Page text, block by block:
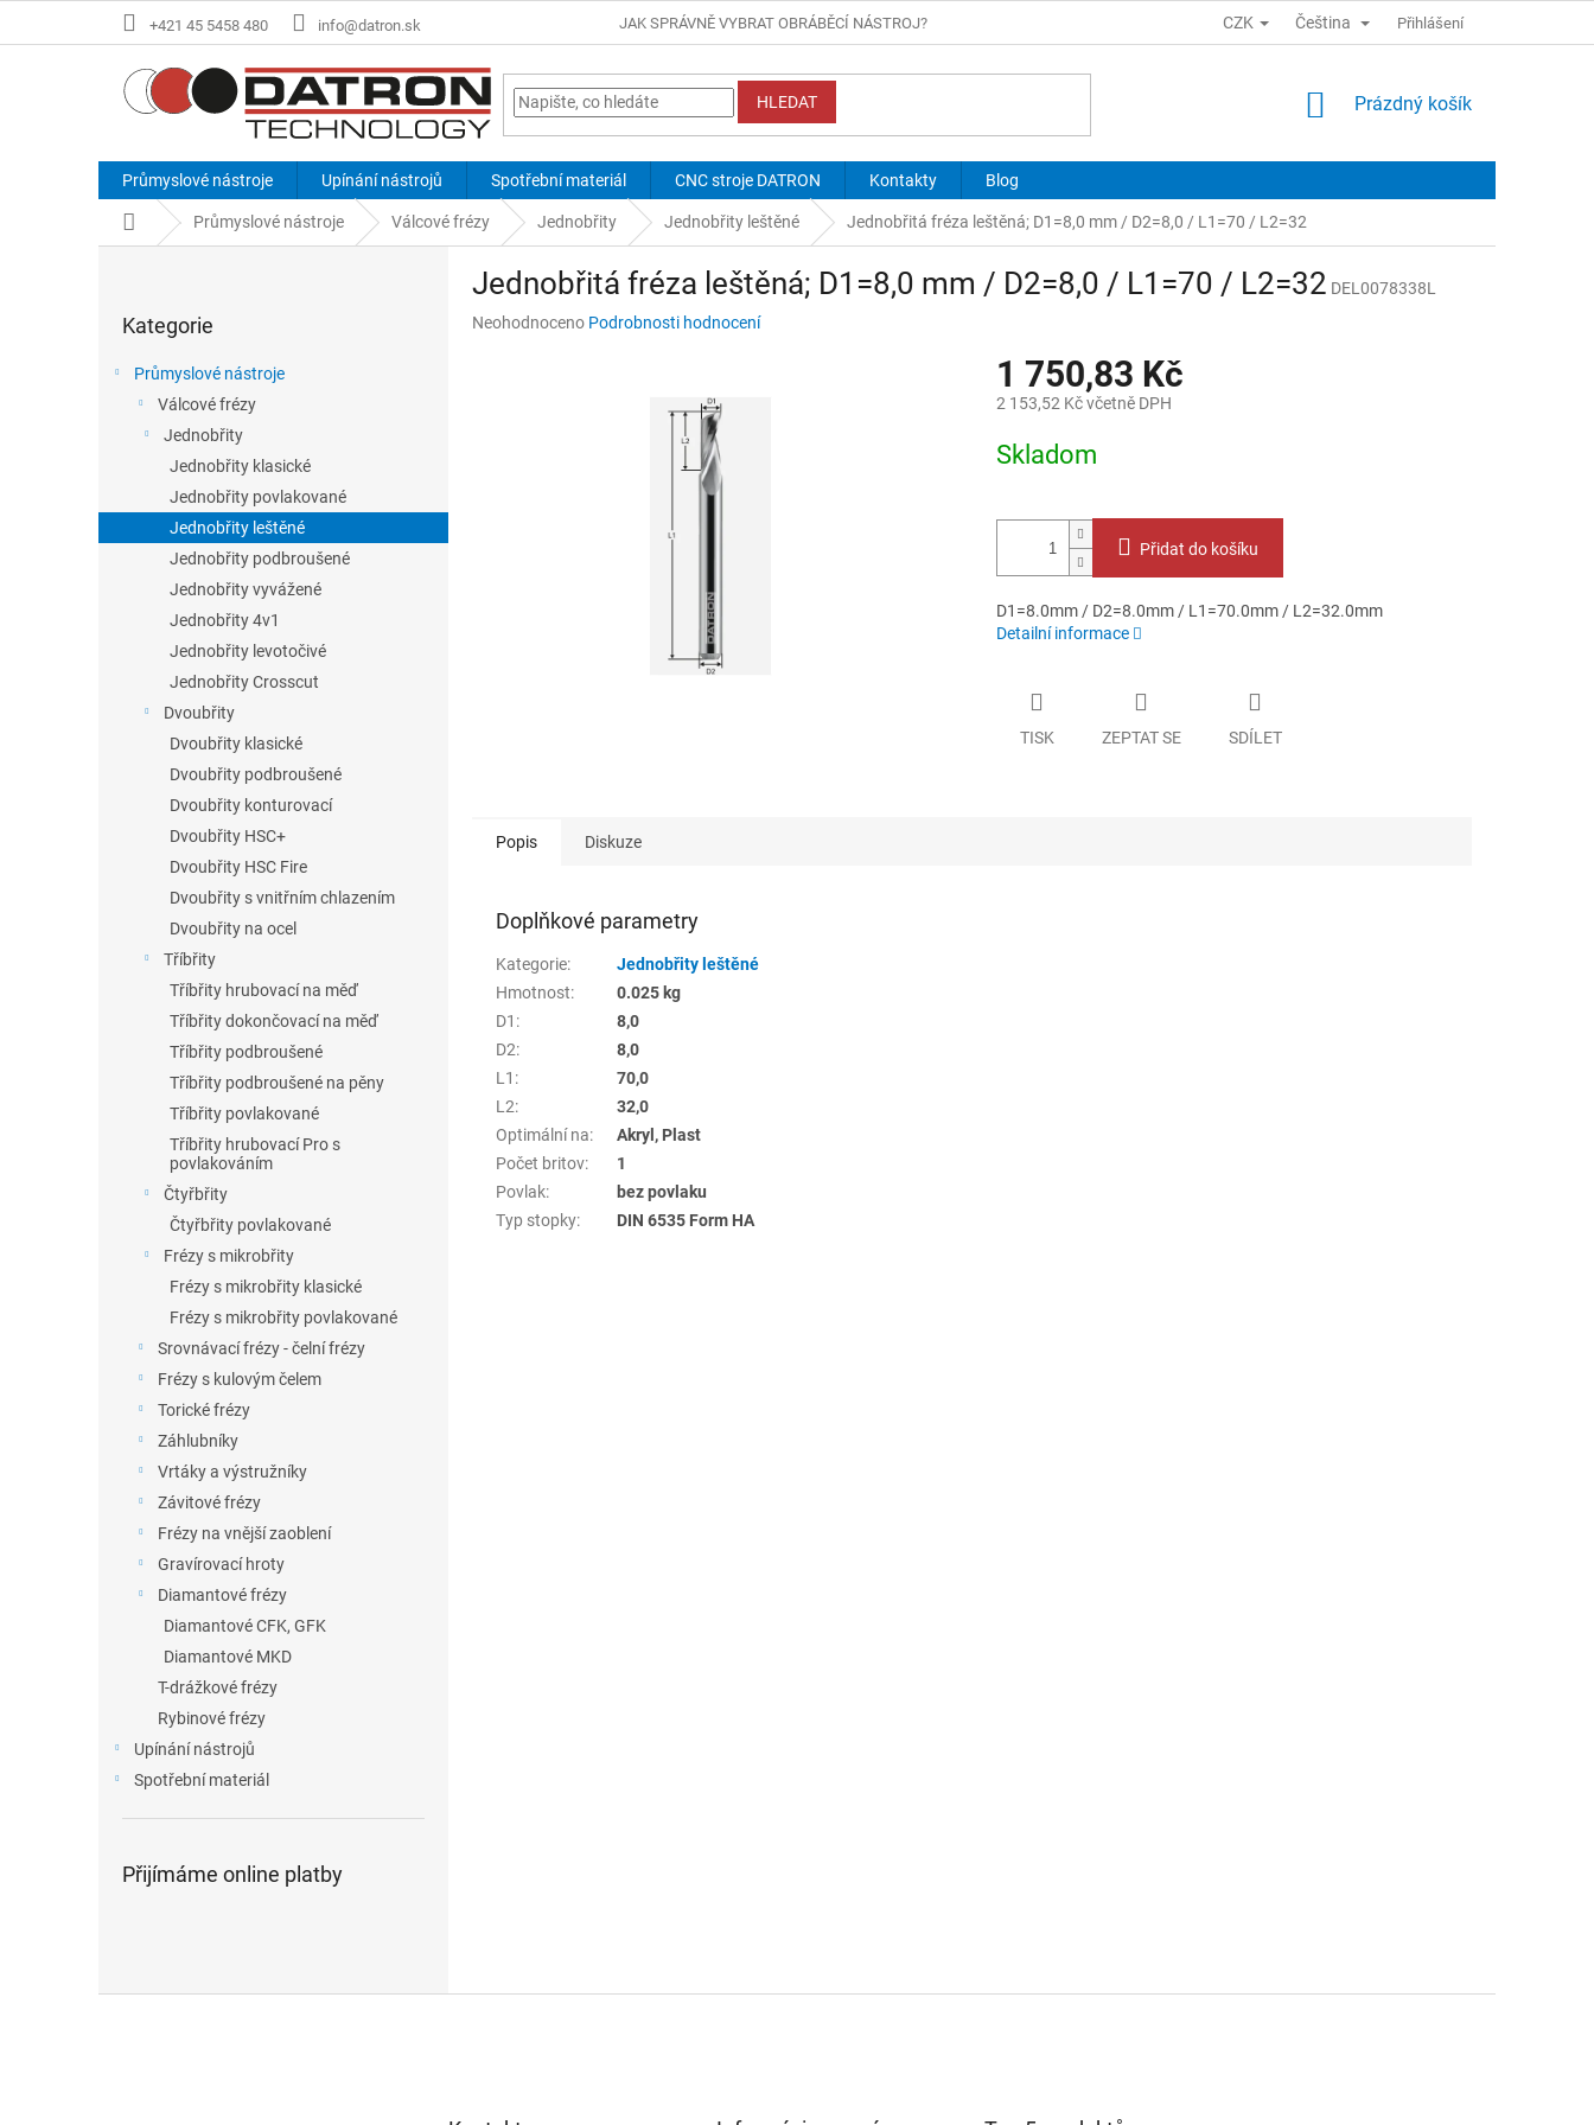
+421 45 5458 480 info@datron.sk JAK SPRÁVNĚ VYBRAT OBRÁBĚCÍ NÁSTROJ? CZK Čeština Přihlášení
HLEDAT
NÁKUPNÍ
Prázdný košík
Průmyslové nástroje Upínání nástrojů Spotřební materiál CNC stroje DATRON Kontakty Blog
Domů Průmyslové nástroje Válcové frézy Jednobřity Jednobřity leštěné Jednobřitá fréza leštěná; D1=8,0 mm / D2=8,0 / L1=70 / L2=32
a
n
kategorie
Kategorie
Průmyslové nástroje
Válcové frézy
Jednobřity
Jednobřity klasické
Jednobřity povlakované
Jednobřity leštěné
Jednobřity podbroušené
Jednobřity vyvážené
Jednobřity 4v1
Jednobřity levotočivé
Jednobřity Crosscut
Dvoubřity
Dvoubřity klasické
Dvoubřity podbroušené
Dvoubřity konturovací
Dvoubřity HSC+
Dvoubřity HSC Fire
Dvoubřity s vnitřním chlazením
Dvoubřity na ocel
Tříbřity
Tříbřity hrubovací na měď
Tříbřity dokončovací na měď
Tříbřity podbroušené
Tříbřity podbroušené na pěny
Tříbřity povlakované
Tříbřity hrubovací Pro s
povlakováním
Čtyřbřity
Čtyřbřity povlakované
Frézy s mikrobřity
Frézy s mikrobřity klasické
Frézy s mikrobřity povlakované
Srovnávací frézy - čelní frézy
Frézy s kulovým čelem
Torické frézy
Záhlubníky
Vrtáky a výstružníky
Závitové frézy
Frézy na vnější zaoblení
Gravírovací hroty
Diamantové frézy
Diamantové CFK, GFK
Diamantové MKD
T-drážkové frézy
Rybinové frézy
Upínání nástrojů
Spotřební materiál
Přijímáme online platby
Jednobřitá fréza leštěná; D1=8,0 mm / D2=8,0 / L1=70 / L2=32 DEL0078338L
Průměrné
Neohodnoceno Podrobnosti hodnocení
1 750,83 Kč
2 153,52 Kč včetně DPH
cena:
Skladom
Přidat do košíku
D1=8.0mm / D2=8.0mm / L1=70.0mm / L2=32.0mm
Detailní informace
TISK ZEPTAT SE SDÍLET
Popis Diskuze
Doplňkové parametry
Kategorie:
Jednobřity leštěné
Hmotnost:
0.025 kg
D1 :
8,0
D2:
8,0
L1 :
70,0
L2:
32,0
Optimální na:
Akryl, Plast
Počet britov:
1
Povlak:
bez povlaku
Typ stopky: DIN 6535 Form HA